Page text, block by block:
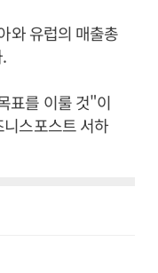
와 유럽의 매출총
표를 이룰 것"이
스포스트 서하